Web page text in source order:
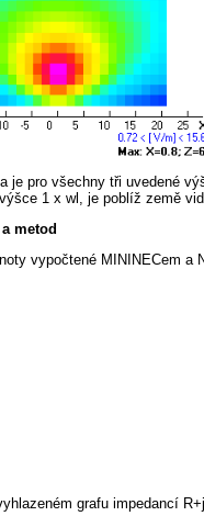
pro všechny tři uvedené
1 x wl, je poblíž země
metod
vypočtené MININECem a
grafu impedancí